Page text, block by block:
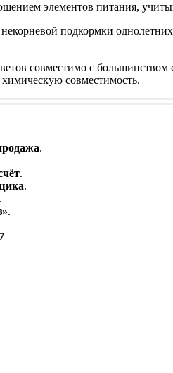
элементов питания,
подкормки
совместимо с
совместимость.
.
.
.
.
.